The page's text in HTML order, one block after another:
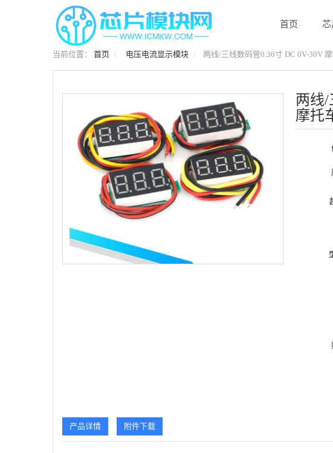
首页
当前位置： 首页 电压电流显示模块 两线/三线数码管0.36寸 DC 0V-30V
两线/
摩托
产品详情 附件下载